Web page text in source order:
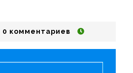
0 комментариев